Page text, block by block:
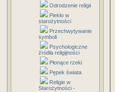
Odrodzenie religii
Piekło w
starożytności
Przechwytywanie
symboli
Psychologiczne
źródła religijności
Płonące rzeki
Pępek świata
Religie w
Starożytności -